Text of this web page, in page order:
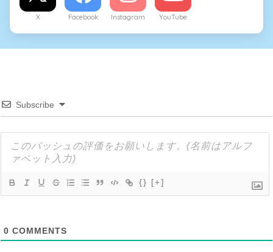
X Facebook Instagram YouTube
Subscribe
{} [+]
0 COMMENTS